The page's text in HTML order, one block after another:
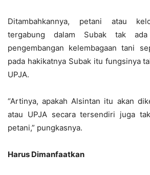
Ditambahkannya, petani atau
tergabung dalam Subak tak ada
pengembangan kelembagaan tani
pada hakikatnya Subak itu fungsinya
UPJA.
“Artinya, apakah Alsintan itu akan
atau UPJA secara tersendiri juga
petani,” pungkasnya.
Harus Dimanfaatkan